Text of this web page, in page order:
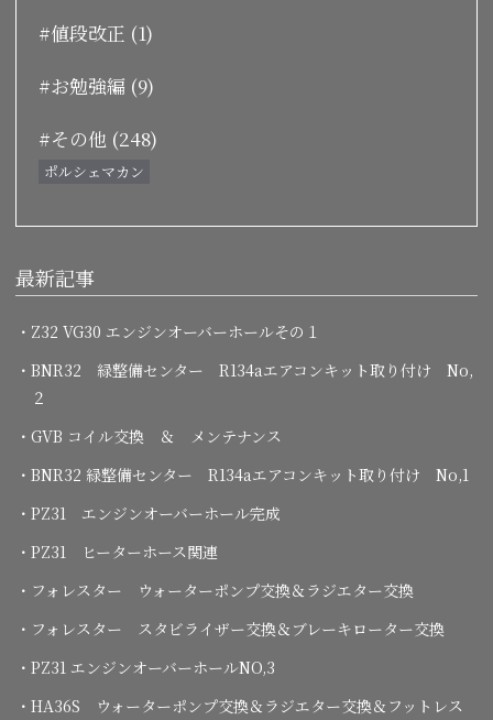
#値段改正 (1)
#お勉強編 (9)
#その他 (248)
ポルシェマカン
最新記事
・Z32 VG30 エンジンオーバーホールその１
・BNR32 緑整備センター R134aエアコンキット取り付け No,
２
・GVB コイル交換 ＆ メンテナンス
・BNR32 緑整備センター R134aエアコンキット取り付け No,1
・PZ31 エンジンオーバーホール完成
・PZ31 ヒーターホース関連
・フォレスター ウォーターポンプ交換＆ラジエター交換
・フォレスター スタビライザー交換＆ブレーキローター交換
・PZ31 エンジンオーバーホールNO,3
・HA36S ウォーターポンプ交換＆ラジエター交換＆フットレス